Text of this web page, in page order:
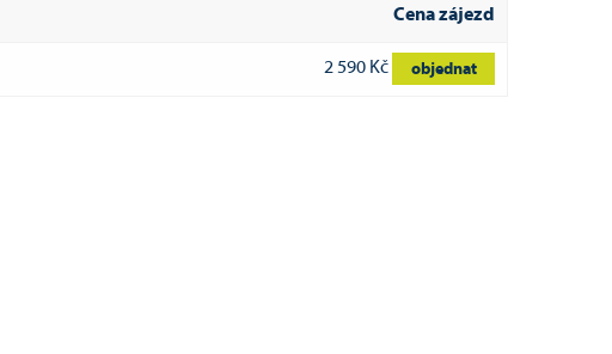
Cena zájezd
2 590 Kč objednat